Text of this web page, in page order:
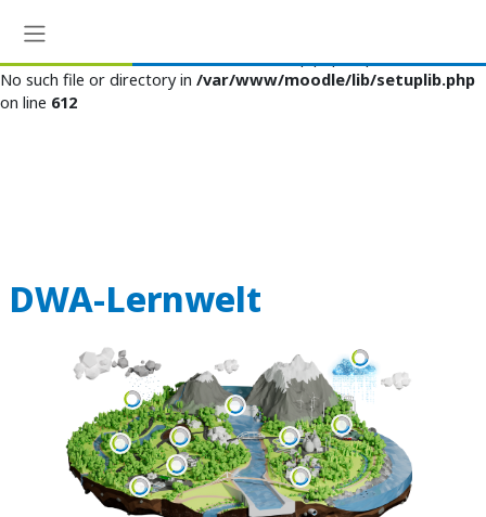
Warning
No such file or directory in /var/www/moodle/lib/setuplib.php
on line 612
DWA-Lernwelt
Blöcke